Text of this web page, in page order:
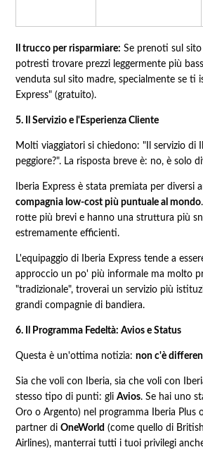
Il trucco per risparmiare: Se prenoti sul
potresti trovare prezzi leggermente più
venduta sul sito madre, specialmente se ti
Express" (gratuito).
5. Il Servizio e l'Esperienza Cliente
Molti viaggiatori si chiedono: "Il servizio di
peggiore?". La risposta breve è: no, è solo
Iberia Express è stata premiata per diversi
compagnia low-cost più puntuale al mondo
rotte più brevi e hanno una struttura più
estremamente efficienti.
L'equipaggio di Iberia Express tende a
approccio un po' più informale ma molto
"tradizionale", troverai un servizio più
grandi compagnie di bandiera.
6. Il Programma Fedeltà: Avios e Status
Questa è un'ottima notizia: non c'è
Sia che voli con Iberia, sia che voli con
stesso tipo di punti: gli Avios. Se hai uno
Oro o Argento) nel programma Iberia Plus
partner di OneWorld (come quello di
Airlines), manterrai tutti i tuoi privilegi